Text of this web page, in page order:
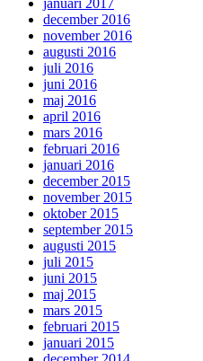
december 2016
november 2016
augusti 2016
juli 2016
juni 2016
maj 2016
april 2016
mars 2016
februari 2016
januari 2016
december 2015
november 2015
oktober 2015
september 2015
augusti 2015
juli 2015
juni 2015
maj 2015
mars 2015
februari 2015
januari 2015